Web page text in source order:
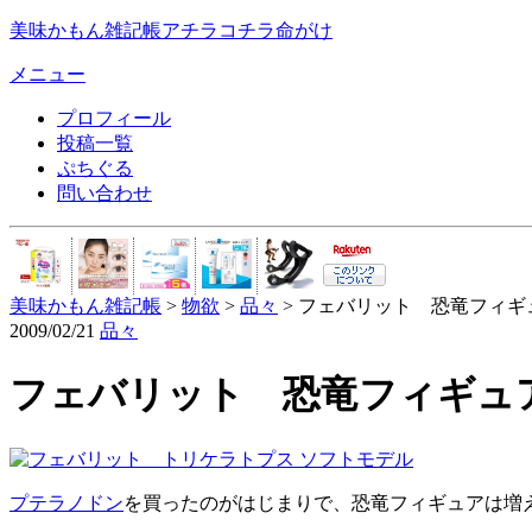
美味かもん雑記帳アチラコチラ命がけ
メニュー
プロフィール
投稿一覧
ぷちぐる
問い合わせ
美味かもん雑記帳 > 物欲 > 品々 > フェバリット 恐竜フィギ
2009/02/21 品々
フェバリット 恐竜フィギュ
プテラノドンを買ったのがはじまりで、恐竜フィギュアは増